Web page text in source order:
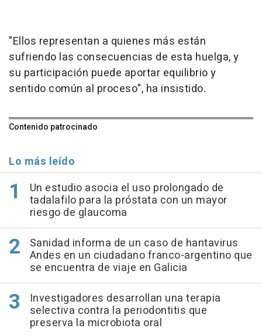
"Ellos representan a quienes más están
sufriendo las consecuencias de esta huelga, y
su participación puede aportar equilibrio y
sentido común al proceso", ha insistido.
Contenido patrocinado
Lo más leído
Un estudio asocia el uso prolongado de
tadalafilo para la próstata con un mayor
riesgo de glaucoma
Sanidad informa de un caso de hantavirus
Andes en un ciudadano franco-argentino que
se encuentra de viaje en Galicia
Investigadores desarrollan una terapia
selectiva contra la periodontitis que
preserva la microbiota oral